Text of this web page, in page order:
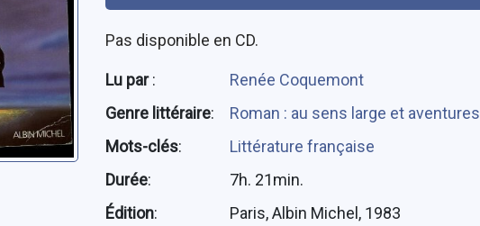
Pas disponible en CD.
Lu par:
Renée Coquemont
Genre littéraire:
Roman : au sens large et aventures
Mots-clés:
Littérature française
Durée:
7h. 21min.
Édition:
Paris, Albin Michel, 1983